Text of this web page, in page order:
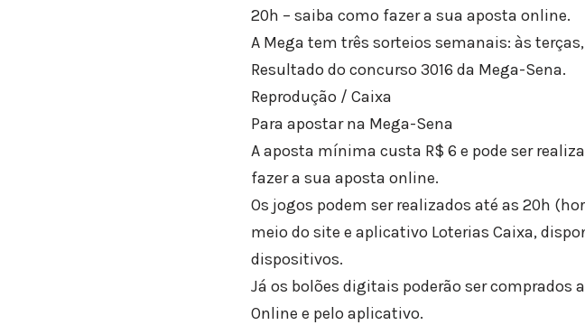
20h – saiba como fazer a sua aposta online.
A Mega tem três sorteios semanais: às
Resultado do concurso 3016 da Mega-Sena.
Reprodução / Caixa
Para apostar na Mega-Sena
A aposta mínima custa R$ 6 e pode ser
fazer a sua aposta online.
Os jogos podem ser realizados até as 20h
meio do site e aplicativo Loterias Caixa,
dispositivos.
Já os bolões digitais poderão ser comprados
Online e pelo aplicativo.